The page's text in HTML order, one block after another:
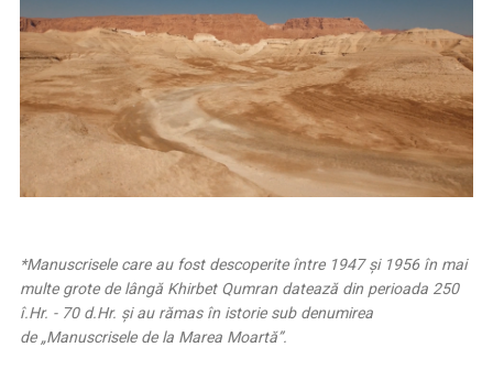
*Manuscrisele care au fost descoperite între 1947 și 1956 în mai
multe grote de lângă Khirbet Qumran datează din perioada 250
î.Hr. - 70 d.Hr. și au rămas în istorie sub denumirea
de „Manuscrisele de la Marea Moartă”.